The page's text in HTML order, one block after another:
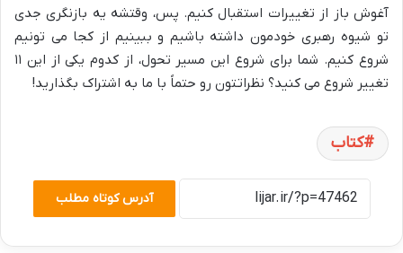
آغوش باز از تغییرات استقبال کنیم. پس، وقتشه یه بازنگری جدی
تو شیوه رهبری خودمون داشته باشیم و ببینیم از کجا می تونیم
شروع کنیم. شما برای شروع این مسیر تحول، از کدوم یکی از این ۱۱
تغییر شروع می کنید؟ نظراتتون رو حتماً با ما به اشتراک بگذارید!
کتاب
آدرس کوتاه مطلب